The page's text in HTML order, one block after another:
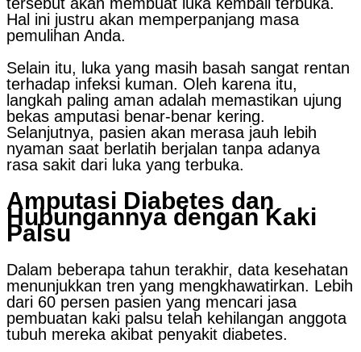
Hal ini justru akan memperpanjang masa
pemulihan Anda.
Selain itu, luka yang masih basah sangat rentan
terhadap infeksi kuman. Oleh karena itu,
langkah paling aman adalah memastikan ujung
bekas amputasi benar-benar kering.
Selanjutnya, pasien akan merasa jauh lebih
nyaman saat berlatih berjalan tanpa adanya
rasa sakit dari luka yang terbuka.
Amputasi Diabetes dan
Hubungannya dengan Kaki
Palsu
Dalam beberapa tahun terakhir, data kesehatan
menunjukkan tren yang mengkhawatirkan. Lebih
dari 60 persen pasien yang mencari jasa
pembuatan kaki palsu telah kehilangan anggota
tubuh mereka akibat penyakit diabetes.